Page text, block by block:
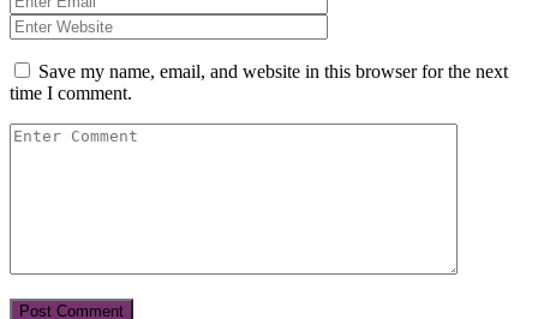
Save my name, email, and website in this browser for the next
time I comment.